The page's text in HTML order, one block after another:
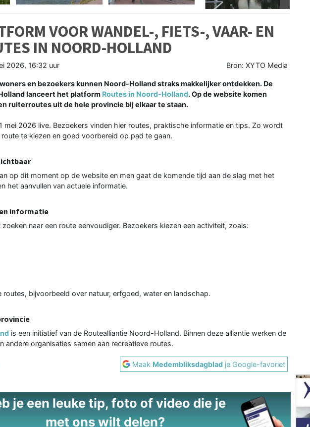
VOOR WANDEL-, FIETS-, VAAR- EN
IN NOORD-HOLLAND
2026, 16:32 uur Bron: XYTO Media
en bezoekers kunnen Noord-Holland straks makkelijker ontdekken. De
lanceert het platform Routes in Noord-Holland. Op de website komen
ruiterroutes uit de hele provincie bij elkaar te staan.
mei 2026 live. Bezoekers vinden hier routes, praktische informatie en tips. Zo wordt
te kiezen en goed voorbereid op pad te gaan.
op dit moment op de website en men gaat de komende tijd aan de slag met het
het aanvullen van actuele informatie.
informatie
naar een route eenvoudiger. Bezoekers kiezen een activiteit, zoals:
routes, bijvoorbeeld over natuur, erfgoed, water en landschap.
is een initiatief van de Routealliantie Noord-Holland. Binnen deze alliantie werken de
andere organisaties samen aan recreatieve routes.
Maak Medembliksdagblad je Google-favoriet
je een leuke tip, foto of video die je
met ons wilt delen?